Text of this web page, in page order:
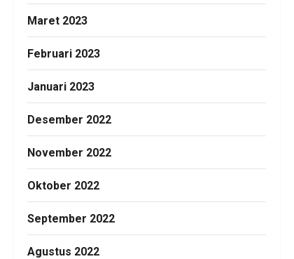
Maret 2023
Februari 2023
Januari 2023
Desember 2022
November 2022
Oktober 2022
September 2022
Agustus 2022